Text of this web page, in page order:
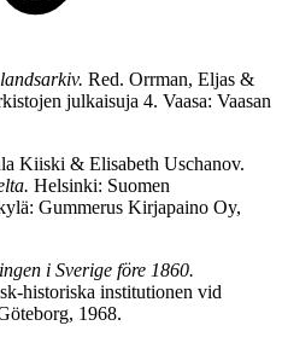
Red. Orrman, Eljas &
julkaisuja 4. Vaasa: Vaasan
Kiiski & Elisabeth Uschanov.
Helsinki: Suomen
Gummerus Kirjapaino Oy,
i Sverige före 1860.
historiska institutionen vid
1968.